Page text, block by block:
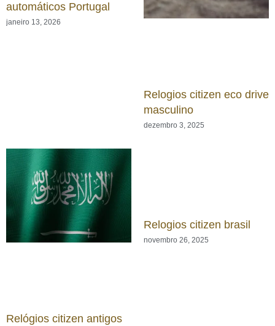
automáticos Portugal
janeiro 13, 2026
Relogios citizen eco drive
masculino
dezembro 3, 2025
Relógios citizen antigos
Relogios citizen brasil
novembro 26, 2025